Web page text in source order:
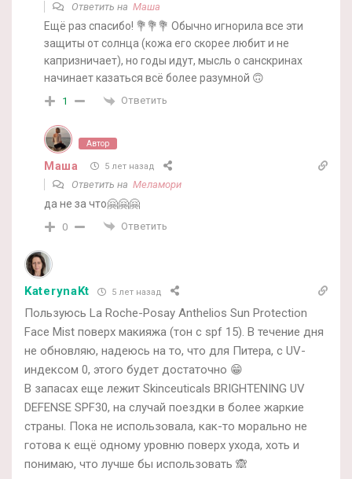
Ответить на Маша
Ещё раз спасибо! 💐💐💐 Обычно игнорила все эти
защиты от солнца (кожа его скорее любит и не
капризничает), но годы идут, мысль о санскринах
начинает казаться всё более разумной 🙃
1 Ответить
Автор
Маша 5 лет назад
Ответить на Меламори
да не за что🤗🤗🤗
0 Ответить
KaterynaKt 5 лет назад
Пользуюсь La Roche-Posay Anthelios Sun Protection
Face Mist поверх макияжа (тон с spf 15). В течение дня
не обновляю, надеюсь на то, что для Питера, с UV-
индексом 0, этого будет достаточно 😁
В запасах еще лежит Skinceuticals BRIGHTENING UV
DEFENSE SPF30, на случай поездки в более жаркие
страны. Пока не использовала, как-то морально не
готова к ещё одному уровню поверх ухода, хоть и
понимаю, что лучше бы использовать 🙈